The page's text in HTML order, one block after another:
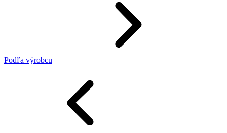
Podľa výrobcu